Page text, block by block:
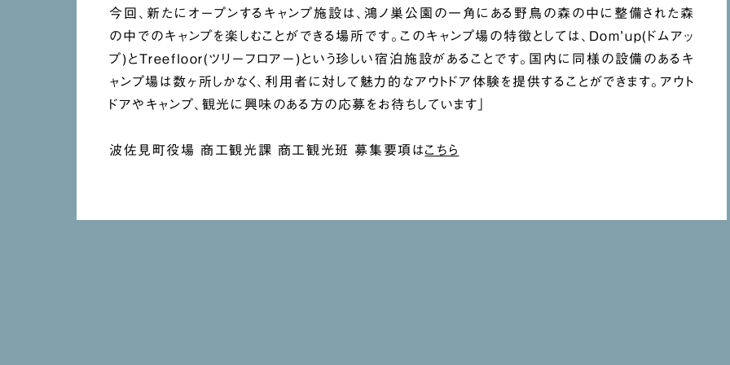
今回、新たにオープンするキャンプ施設は、鴻ノ巣公園の一角にある野鳥の森の中に整備された森
の中でのキャンプを楽しむことができる場所です。このキャンプ場の特徴としては、Dom’up(ドムアッ
プ)とTreefloor(ツリーフロアー)という珍しい宿泊施設があることです。国内に同様の設備のあるキ
ャンプ場は数ヶ所しかなく、利用者に対して魅力的なアウトドア体験を提供することができます。アウト
ドアやキャンプ、観光に興味のある方の応募をお待ちしています」
波佐見町役場 商工観光課 商工観光班 募集要項はこちら